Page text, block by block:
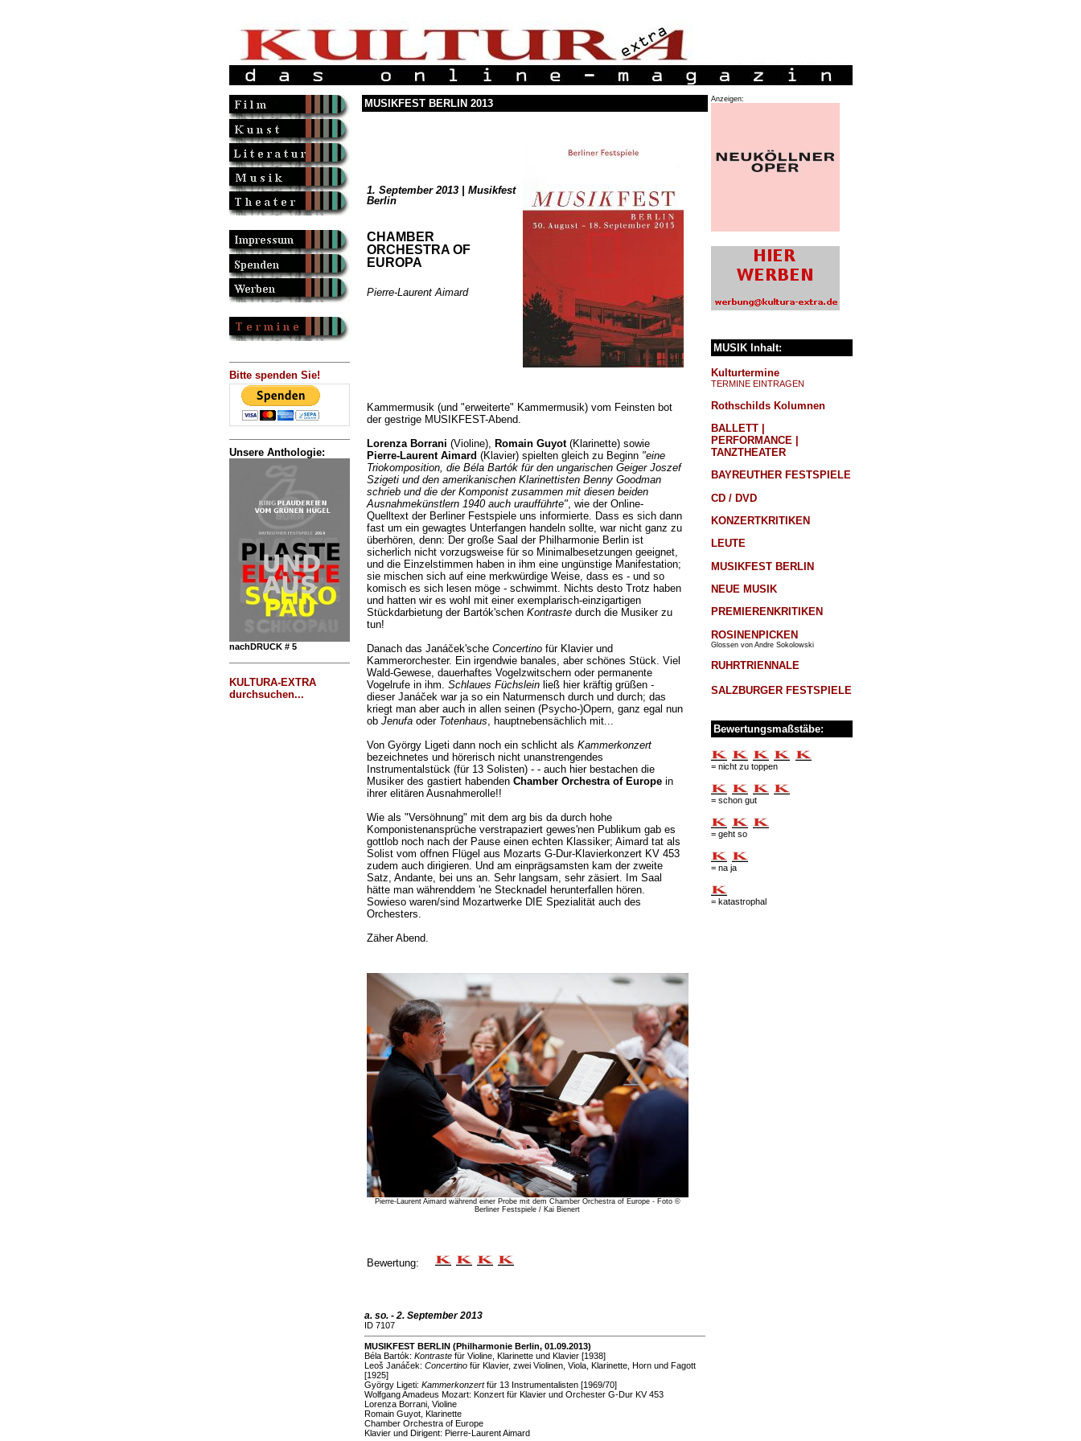
Bitte spenden Sie!
Unsere Anthologie:
nachDRUCK # 5
KULTURA-EXTRA
durchsuchen...
MUSIKFEST BERLIN 2013
1. September 2013 | Musikfest
Berlin
CHAMBER
ORCHESTRA OF
EUROPA
Pierre-Laurent Aimard
Kammermusik (und "erweiterte" Kammermusik) vom Feinsten bot
der gestrige MUSIKFEST-Abend.
Lorenza Borrani (Violine), Romain Guyot(Klarinette) sowie
Pierre-Laurent Aimard (Klavier) spielten gleich zu Beginn "eine
Triokomposition, die Béla Bartók für den ungarischen Geiger Joszef
Szigeti und den amerikanischen Klarinettisten Benny Goodman
schrieb und die der Komponist zusammen mit diesen beiden
Ausnahmekünstlern 1940 auch uraufführte", wie der Online-
Quelltext der Berliner Festspiele uns informierte. Dass es sich dann
fast um ein gewagtes Unterfangen handeln sollte, war nicht ganz zu
überhören, denn: Der große Saal der Philharmonie Berlin ist
sicherlich nicht vorzugsweise für so Minimalbesetzungen geeignet,
und die Einzelstimmen haben in ihm eine ungünstige Manifestation;
sie mischen sich auf eine merkwürdige Weise, dass es - und so
komisch es sich lesen möge - schwimmt. Nichts desto Trotz haben
und hatten wir es wohl mit einer exemplarisch-einzigartigen
Stückdarbietung der Bartók'schen Kontrastedurch die Musiker zu
tun!
Danach das Janáček'sche Concertinofür Klavier und
Kammerorchester. Ein irgendwie banales, aber schönes Stück. Viel
Wald-Gewese, dauerhaftes Vogelzwitschern oder permanente
Vogelrufe in ihm. Schlaues Füchsleinließ hier kräftig grüßen -
dieser Janáček war ja so ein Naturmensch durch und durch; das
kriegt man aber auch in allen seinen (Psycho-)Opern, ganz egal nun
ob Jenufaoder Totenhaus, hauptnebensächlich mit...
Von György Ligeti dann noch ein schlicht als Kammerkonzert
bezeichnetes und hörerisch nicht unanstrengendes
Instrumentalstück (für 13 Solisten) - - auch hier bestachen die
Musiker des gastiert habenden Chamber Orchestra of Europein
ihrer elitären Ausnahmerolle!!
Wie als "Versöhnung" mit dem arg bis da durch hohe
Komponistenansprüche verstrapaziert gewes'nen Publikum gab es
gottlob noch nach der Pause einen echten Klassiker; Aimard tat als
Solist vom offnen Flügel aus Mozarts G-Dur-Klavierkonzert KV 453
zudem auch dirigieren. Und am einprägsamsten kam der zweite
Satz, Andante, bei uns an. Sehr langsam, sehr zäsiert. Im Saal
hätte man währenddem 'ne Stecknadel herunterfallen hören.
Sowieso waren/sind Mozartwerke DIE Spezialität auch des
Orchesters.
Zäher Abend.
Pierre-Laurent Aimard während einer Probe mit dem Chamber Orchestra of Europe - Foto ©
Berliner Festspiele / Kai Bienert
Bewertung:
a. so. - 2. September 2013
ID 7107
MUSIKFEST BERLIN (Philharmonie Berlin, 01.09.2013)
Béla Bartók: Kontrastefür Violine, Klarinette und Klavier [1938]
Leoš Janáček: Concertinofür Klavier, zwei Violinen, Viola, Klarinette, Horn und Fagott
[1925]
György Ligeti: Kammerkonzertfür 13 Instrumentalisten [1969/70]
Wolfgang Amadeus Mozart: Konzert für Klavier und Orchester G-Dur KV 453
Lorenza Borrani, Violine
Romain Guyot, Klarinette
Chamber Orchestra of Europe
Klavier und Dirigent: Pierre-Laurent Aimard
Anzeigen:
MUSIK Inhalt:
Kulturtermine
TERMINE EINTRAGEN
Rothschilds Kolumnen
BALLETT |
PERFORMANCE |
TANZTHEATER
BAYREUTHER FESTSPIELE
CD / DVD
KONZERTKRITIKEN
LEUTE
MUSIKFEST BERLIN
NEUE MUSIK
PREMIERENKRITIKEN
ROSINENPICKEN
Glossen von Andre Sokolowski
RUHRTRIENNALE
SALZBURGER FESTSPIELE
Bewertungsmaßstäbe:
= nicht zu toppen
= schon gut
= geht so
= na ja
= katastrophal